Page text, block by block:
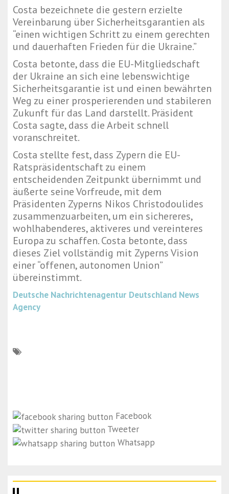
Costa bezeichnete die gestern erzielte
Vereinbarung über Sicherheitsgarantien als
“einen wichtigen Schritt zu einem gerechten
und dauerhaften Frieden für die Ukraine.”
Costa betonte, dass die EU-Mitgliedschaft
der Ukraine an sich eine lebenswichtige
Sicherheitsgarantie ist und einen bewährten
Weg zu einer prosperierenden und stabileren
Zukunft für das Land darstellt. Präsident
Costa sagte, dass die Arbeit schnell
voranschreitet.
Costa stellte fest, dass Zypern die EU-
Ratspräsidentschaft zu einem
entscheidenden Zeitpunkt übernimmt und
äußerte seine Vorfreude, mit dem
Präsidenten Zyperns Nikos Christodoulides
zusammenzuarbeiten, um ein sichereres,
wohlhabenderes, aktiveres und vereinteres
Europa zu schaffen. Costa betonte, dass
dieses Ziel vollständig mit Zyperns Vision
einer “offenen, autonomen Union”
übereinstimmt.
Deutsche Nachrichtenagentur Deutschland News
Agency
Facebook
Tweeter
Whatsapp